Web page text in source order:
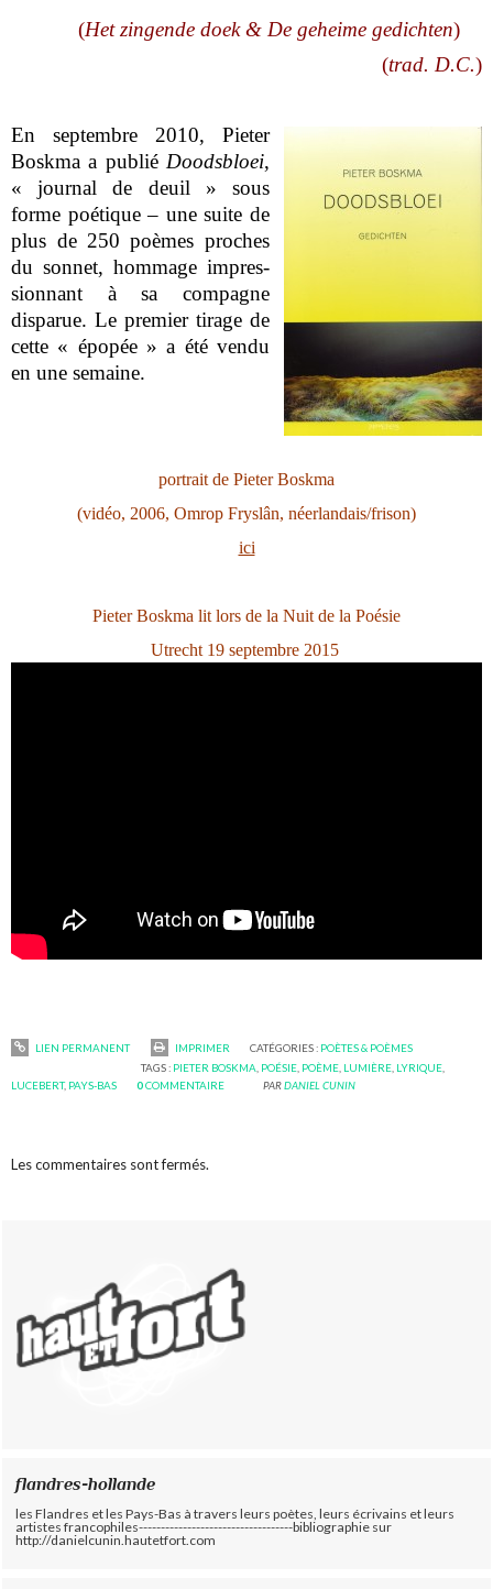
(Het zingende doek & De geheime gedichten)
(trad. D.C.)
En septembre 2010, Pieter
Boskma a publié Doodsbloei,
« journal de deuil » sous
forme poétique – une suite de
plus de 250 poèmes proches
du sonnet, hommage impres-
sionnant à sa compagne
disparue. Le premier tirage de
cette « épopée » a été vendu
en une semaine.
portrait de Pieter Boskma
(vidéo, 2006, Omrop Fryslân, néerlandais/frison)
ici
Pieter Boskma lit lors de la Nuit de la Poésie
Utrecht 19 septembre 2015
LIEN PERMANENT IMPRIMER CATÉGORIES : POÈTES & POÈMES
TAGS : PIETER BOSKMA POÉSIE POÈME LUMIÈRE LYRIQUE
LUCEBERT, PAYS-BAS 0COMMENTAIRE PARDANIEL CUNIN
Les commentaires sont fermés.
flandres-hollande
les Flandres et les Pays-Bas à travers leurs poètes, leurs écrivains et leurs
artistes francophiles-----------------------------------bibliographie sur
http://danielcunin.hautetfort.com